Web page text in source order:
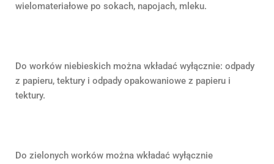
wielomateriałowe po sokach, napojach, mleku.
Do worków niebieskich można wkładać wyłącznie: odpady
z papieru, tektury i odpady opakowaniowe z papieru i
tektury.
Do zielonych worków można wkładać wyłącznie